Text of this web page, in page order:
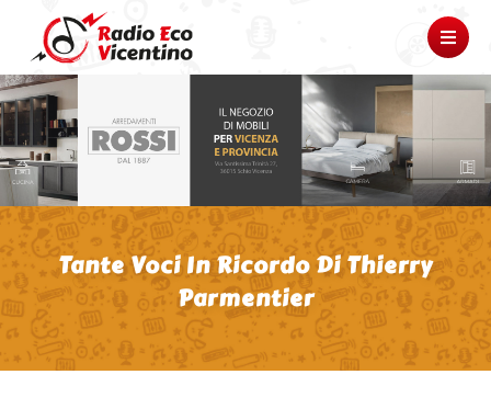
Tante Voci In Ricordo Di Thierry
Parmentier